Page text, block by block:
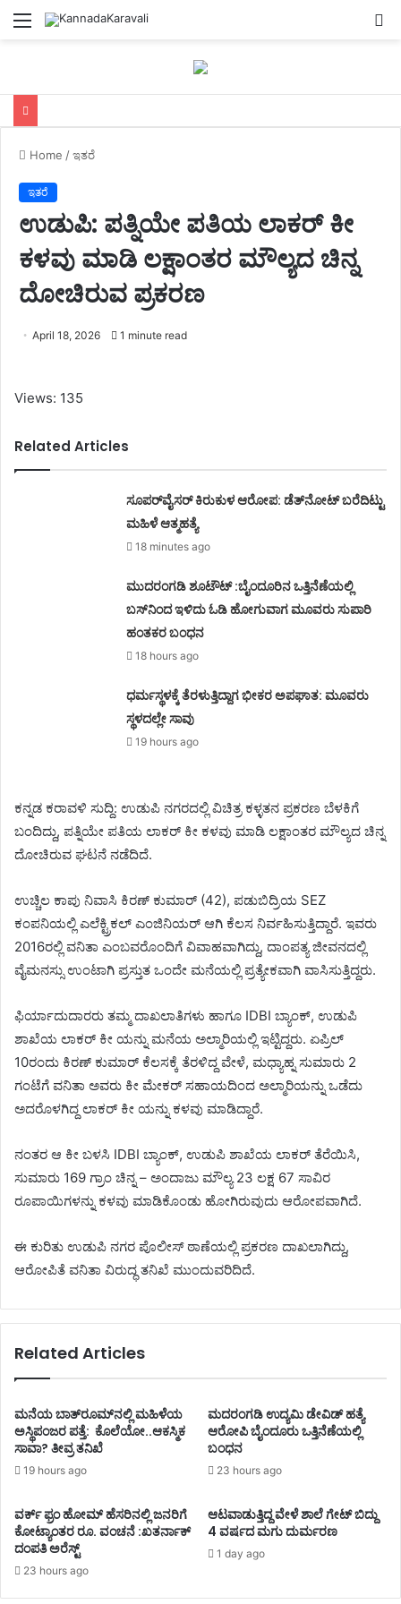
Menu
Home /ಇತರೆ
ಇತರೆ
ಉಡುಪಿ: ಪತ್ನಿಯೇ ಪತಿಯ ಲಾಕರ್‌ ಕೀ
ಕಳವು ಮಾಡಿ ಲಕ್ಷಾಂತರ ಮೌಲ್ಯದ ಚಿನ್ನ
ದೋಚಿರುವ ಪ್ರಕರಣ
April 18, 2026 1 minute read
Views: 135
Related Articles
ಸೂಪರ್‌ವೈಸರ್‌ ಕಿರುಕುಳ ಆರೋಪ: ಡೆತ್‌ನೋಟ್‌ ಬರೆದಿಟ್ಟು
ಮಹಿಳೆ ಆತ್ಮಹತ್ಯೆ
18 minutes ago
ಮುದರಂಗಡಿ ಶೂಟೌಟ್ :ಬೈಂದೂರಿನ ಒತ್ತಿನೆಣೆಯಲ್ಲಿ
ಬಸ್‌ನಿಂದ ಇಳಿದು ಓಡಿ ಹೋಗುವಾಗ ಮೂವರು ಸುಪಾರಿ
ಹಂತಕರ ಬಂಧನ
18 hours ago
ಧರ್ಮಸ್ಥಳಕ್ಕೆ ತೆರಳುತ್ತಿದ್ದಾಗ ಭೀಕರ ಅಪಘಾತ: ಮೂವರು
ಸ್ಥಳದಲ್ಲೇ ಸಾವು
19 hours ago
ಕನ್ನಡ ಕರಾವಳಿ ಸುದ್ದಿ: ಉಡುಪಿ ನಗರದಲ್ಲಿ ವಿಚಿತ್ರ ಕಳ್ಳತನ ಪ್ರಕರಣ ಬೆಳಕಿಗೆ
ಬಂದಿದ್ದು, ಪತ್ನಿಯೇ ಪತಿಯ ಲಾಕರ್‌ ಕೀ ಕಳವು ಮಾಡಿ ಲಕ್ಷಾಂತರ ಮೌಲ್ಯದ ಚಿನ್ನ
ದೋಚಿರುವ ಘಟನೆ ನಡೆದಿದೆ.
ಉಚ್ಚಿಲ ಕಾಪು ನಿವಾಸಿ ಕಿರಣ್ ಕುಮಾರ್ (42), ಪಡುಬಿದ್ರಿಯ SEZ
ಕಂಪನಿಯಲ್ಲಿ ಎಲೆಕ್ಟ್ರಿಕಲ್ ಎಂಜಿನಿಯರ್ ಆಗಿ ಕೆಲಸ ನಿರ್ವಹಿಸುತ್ತಿದ್ದಾರೆ. ಇವರು
2016ರಲ್ಲಿ ವನಿತಾ ಎಂಬವರೊಂದಿಗೆ ವಿವಾಹವಾಗಿದ್ದು, ದಾಂಪತ್ಯ ಜೀವನದಲ್ಲಿ
ವೈಮನಸ್ಸು ಉಂಟಾಗಿ ಪ್ರಸ್ತುತ ಒಂದೇ ಮನೆಯಲ್ಲಿ ಪ್ರತ್ಯೇಕವಾಗಿ ವಾಸಿಸುತ್ತಿದ್ದರು.
ಫಿರ್ಯಾದುದಾರರು ತಮ್ಮ ದಾಖಲಾತಿಗಳು ಹಾಗೂ IDBI ಬ್ಯಾಂಕ್‌, ಉಡುಪಿ
ಶಾಖೆಯ ಲಾಕರ್‌ ಕೀ ಯನ್ನು ಮನೆಯ ಅಲ್ಮಾರಿಯಲ್ಲಿ ಇಟ್ಟಿದ್ದರು. ಏಪ್ರಿಲ್
10ರಂದು ಕಿರಣ್ ಕುಮಾರ್ ಕೆಲಸಕ್ಕೆ ತೆರಳಿದ್ದ ವೇಳೆ, ಮಧ್ಯಾಹ್ನ ಸುಮಾರು 2
ಗಂಟೆಗೆ ವನಿತಾ ಅವರು ಕೀ ಮೇಕರ್ ಸಹಾಯದಿಂದ ಅಲ್ಮಾರಿಯನ್ನು ಒಡೆದು
ಅದರೊಳಗಿದ್ದ ಲಾಕರ್‌ ಕೀ ಯನ್ನು ಕಳವು ಮಾಡಿದ್ದಾರೆ.
ನಂತರ ಆ ಕೀ ಬಳಸಿ IDBI ಬ್ಯಾಂಕ್‌, ಉಡುಪಿ ಶಾಖೆಯ ಲಾಕರ್ ತೆರೆಯಿಸಿ,
ಸುಮಾರು 169 ಗ್ರಾಂ ಚಿನ್ನ – ಅಂದಾಜು ಮೌಲ್ಯ 23 ಲಕ್ಷ 67 ಸಾವಿರ
ರೂಪಾಯಿಗಳನ್ನು ಕಳವು ಮಾಡಿಕೊಂಡು ಹೋಗಿರುವುದು ಆರೋಪವಾಗಿದೆ.
ಈ ಕುರಿತು ಉಡುಪಿ ನಗರ ಪೊಲೀಸ್ ಠಾಣೆಯಲ್ಲಿ ಪ್ರಕರಣ ದಾಖಲಾಗಿದ್ದು,
ಆರೋಪಿತೆ ವನಿತಾ ವಿರುದ್ಧ ತನಿಖೆ ಮುಂದುವರಿದಿದೆ.
Related Articles
ಮನೆಯ ಬಾತ್‌ರೂಮ್‌ನಲ್ಲಿ ಮಹಿಳೆಯ
ಅಸ್ಥಿಪಂಜರ ಪತ್ತೆ: ಕೊಲೆಯೋ..ಆಕಸ್ಮಿಕ
ಸಾವಾ? ತೀವ್ರ ತನಿಖೆ
19 hours ago
ಮದರಂಗಡಿ ಉದ್ಯಮಿ ಡೇವಿಡ್ ಹತ್ಯೆ
ಆರೋಪಿ ಬೈಂದೂರು ಒತ್ತಿನೆಣೆಯಲ್ಲಿ
ಬಂಧನ
23 hours ago
ವರ್ಕ್ ಫ್ರಂ ಹೋಮ್ ಹೆಸರಿನಲ್ಲಿ ಜನರಿಗೆ
ಕೋಟ್ಯಾಂತರ ರೂ. ವಂಚನೆ :ಖತರ್ನಾಕ್
ದಂಪತಿ ಅರೆಸ್ಟ್
23 hours ago
ಆಟವಾಡುತ್ತಿದ್ದ ವೇಳೆ ಶಾಲೆ ಗೇಟ್ ಬಿದ್ದು
4 ವರ್ಷದ ಮಗು ದುರ್ಮರಣ
1 day ago